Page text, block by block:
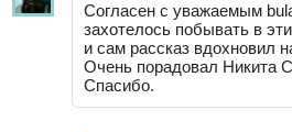
Согласен с уважаемым
захотелось побывать в
и сам рассказ вдохновил
Очень порадовал Никита
Спасибо.